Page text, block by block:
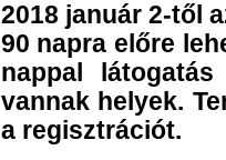
2018 január 2-től
90 napra előre
nappal
vannak helyek.
a regisztrációt.